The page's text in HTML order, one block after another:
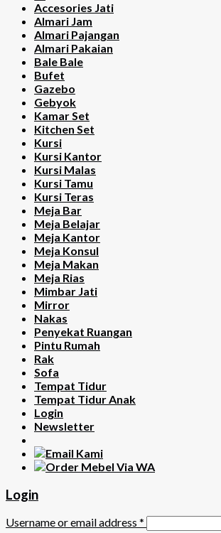
Accesories Jati
Almari Jam
Almari Pajangan
Almari Pakaian
Bale Bale
Bufet
Gazebo
Gebyok
Kamar Set
Kitchen Set
Kursi
Kursi Kantor
Kursi Malas
Kursi Tamu
Kursi Teras
Meja Bar
Meja Belajar
Meja Kantor
Meja Konsul
Meja Makan
Meja Rias
Mimbar Jati
Mirror
Nakas
Penyekat Ruangan
Pintu Rumah
Rak
Sofa
Tempat Tidur
Tempat Tidur Anak
Login
Newsletter
Login
Username or email address *